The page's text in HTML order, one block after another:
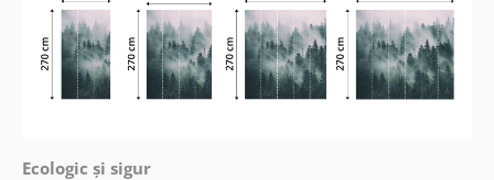
Ecologic și sigur